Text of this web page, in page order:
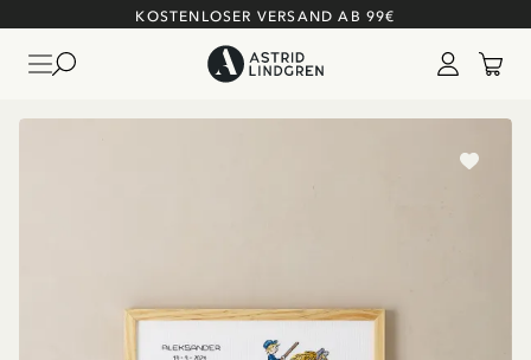
KOSTENLOSER VERSAND AB 99€